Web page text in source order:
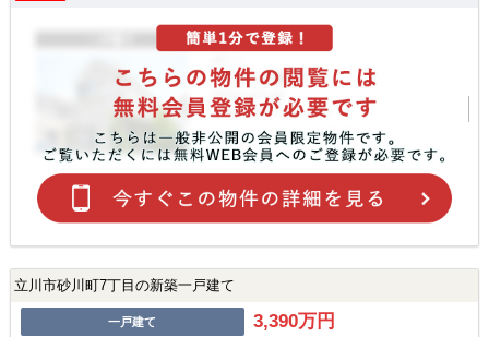
立川市砂川町7丁目の新築一戸建て
一戸建て 3,390万円